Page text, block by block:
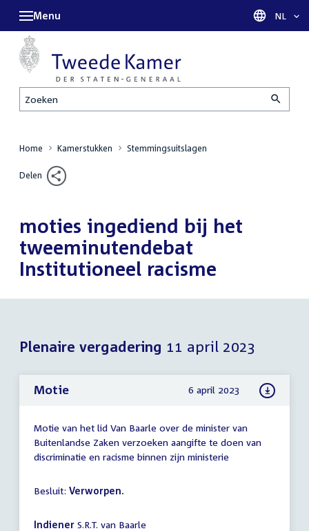
Zoeken
Menu Taal
NL
Home Kamerstukken Stemmingsuitslagen
Delen
moties ingediend bij het
tweeminutendebat
Institutioneel racisme
Plenaire vergadering 11 april 2023
Motie 6 april 2023
Motie van het lid Van Baarle over de minister van
Buitenlandse Zaken verzoeken aangifte te doen van
discriminatie en racisme binnen zijn ministerie
Besluit: Verworpen.
Indiener S.R.T. van Baarle